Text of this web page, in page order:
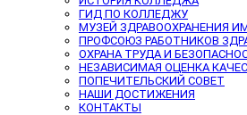
ГИД ПО КОЛЛЕДЖУ
МУЗЕЙ ЗДРАВООХРАНЕНИЯ
ПРОФСОЮЗ РАБОТНИКОВ
ОХРАНА ТРУДА И
НЕЗАВИСИМАЯ ОЦЕНКА
ПОПЕЧИТЕЛЬСКИЙ СОВЕТ
НАШИ ДОСТИЖЕНИЯ
КОНТАКТЫ